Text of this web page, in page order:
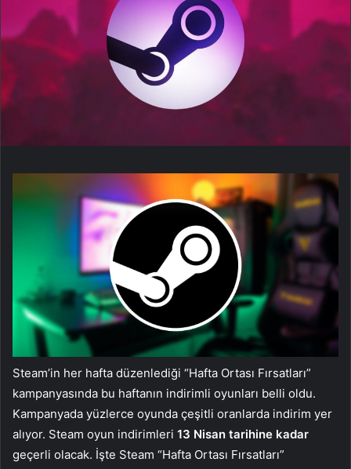
Steam’in her hafta düzenlediği “Hafta Ortası Fırsatları”
kampanyasında bu haftanın indirimli oyunları belli oldu.
Kampanyada yüzlerce oyunda çeşitli oranlarda indirim yer
alıyor. Steam oyun indirimleri 13 Nisan tarihine kadar
geçerli olacak. İşte Steam “Hafta Ortası Fırsatları”